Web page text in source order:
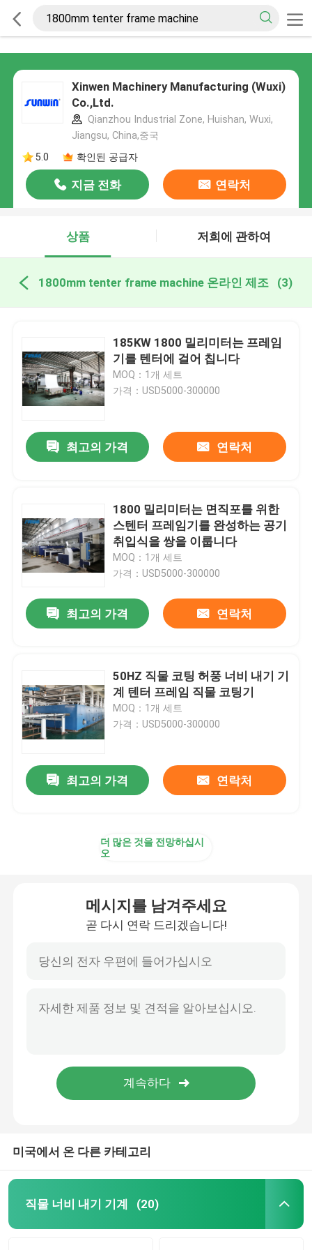
Xinwen Machinery Manufacturing (Wuxi)
Co.,Ltd.
Qianzhou Industrial Zone, Huishan, Wuxi,
Jiangsu, China,중국
5.0
확인된 공급자
지금 전화 연락처
상품 저희에 관하여
1800mm tenter frame machine 온라인 제조 (3)
185KW 1800 밀리미터는 프레임
기를 텐터에 걸어 칩니다
MOQ：1개 세트
가격：USD5000-300000
최고의 가격 연락처
1800 밀리미터는 면직포를 위한
스텐터 프레임기를 완성하는 공기
취입식을 쌍을 이룹니다
MOQ：1개 세트
가격：USD5000-300000
최고의 가격 연락처
50HZ 직물 코팅 허풍 너비 내기 기
계 텐터 프레임 직물 코팅기
MOQ：1개 세트
가격：USD5000-300000
최고의 가격 연락처
더 많은 것을 전망하십시
오
메시지를 남겨주세요
곧 다시 연락 드리겠습니다!
미국에서 온 다른 카테고리
직물 너비 내기 기계 (20)